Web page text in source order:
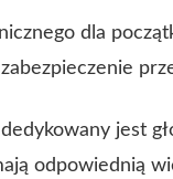
dla
dedykowany jest
odpowiednią